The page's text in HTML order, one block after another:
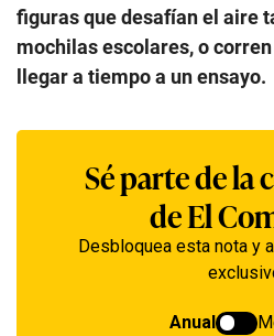
figuras que desafían el aire
mochilas escolares, o
llegar a tiempo a un ensayo.